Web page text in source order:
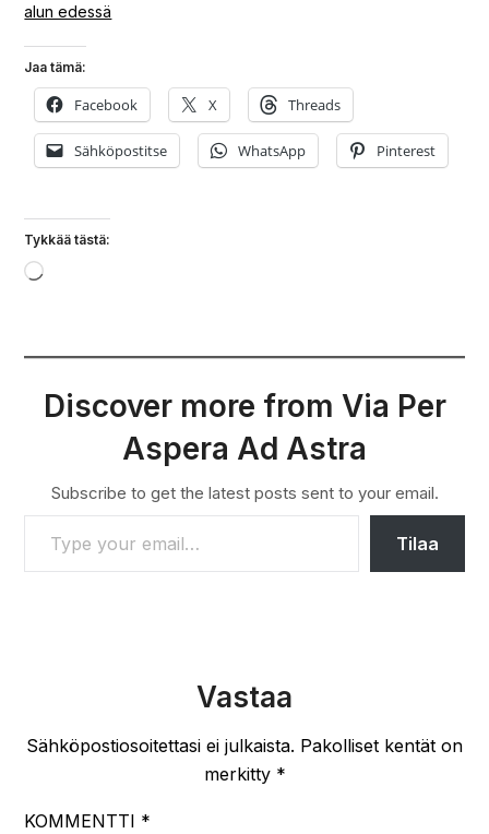
alun edessä
Jaa tämä:
Facebook X Threads
Sähköpostitse WhatsApp Pinterest
Tykkää tästä:
Loading…
Discover more from Via Per
Aspera Ad Astra
Subscribe to get the latest posts sent to your email.
TYPE YOUR EMAIL…
Tilaa
Vastaa
Sähköpostiosoitettasi ei julkaista. Pakolliset kentät on
merkitty *
KOMMENTTI *